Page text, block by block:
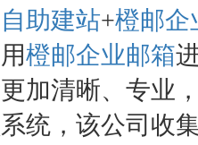
自助建站+橙邮企
橙邮企业邮箱
加清晰、专业
统，该公司收